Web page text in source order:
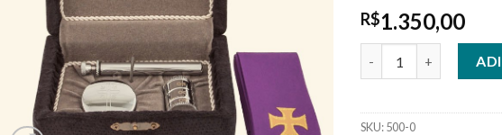
R$1.350,00
SKU:500-0